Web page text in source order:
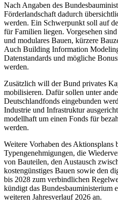
Nach Angaben des
Förderlandschaft dadurch
werden. Ein Schwerpunkt soll auf
für Familien liegen. Vorgesehen
und modulares Bauen, kürzere
Auch Building Information
Datenstandards und mögliche
werden.
Zusätzlich will der Bund privates
mobilisieren. Dafür sollen unter
Deutschlandfonds eingebunden
Industrie und Infrastruktur
modellhaft um einen Fonds für
werden.
Weitere Vorhaben des Aktionsplans
Typengenehmigungen, die
von Bauteilen, den Austausch
kostengünstiges Bauen sowie den
bis 2028 zum verbindlichen
kündigt das Bundesbauministerium
weiteren Jahresverlauf 2026 an.